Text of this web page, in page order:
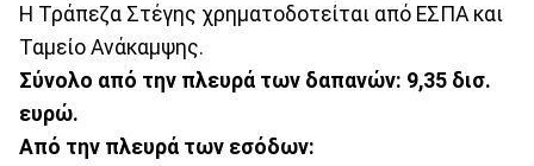
Η Τράπεζα Στέγης χρηματοδοτείται από ΕΣΠΑ και
Ταμείο Ανάκαμψης.
Σύνολο από την πλευρά των δαπανών: 9,35 δισ.
ευρώ.
Από την πλευρά των εσόδων: